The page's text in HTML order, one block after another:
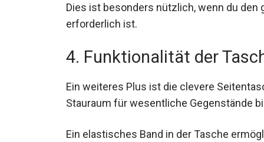
Dies ist besonders nützlich, wenn du den
erforderlich ist.
4. Funktionalität der
Ein weiteres Plus ist die clevere
Stauraum für wesentliche Gegenstände
Ein elastisches Band in der Tasche